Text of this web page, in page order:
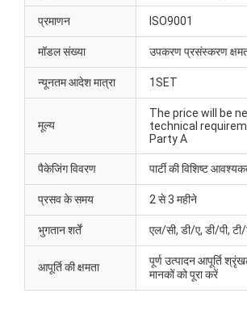
प्रमाणन ISO9001
मॉडल संख्या उपकरण प्रसंस्करण
न्यूनतम आदेश मात्रा 1SET
मूल्य
The price will be
technical
Party A
पैकेजिंग विवरण पार्टी की विशिष्ट
प्रसव के समय 2 से 3 महीने
भुगतान शर्तें एल/सी, डी/ए, डी/पी, टी/
आपूर्ति की क्षमता
पूर्ण उत्पादन आपूर्ति
मानकों को पूरा करें